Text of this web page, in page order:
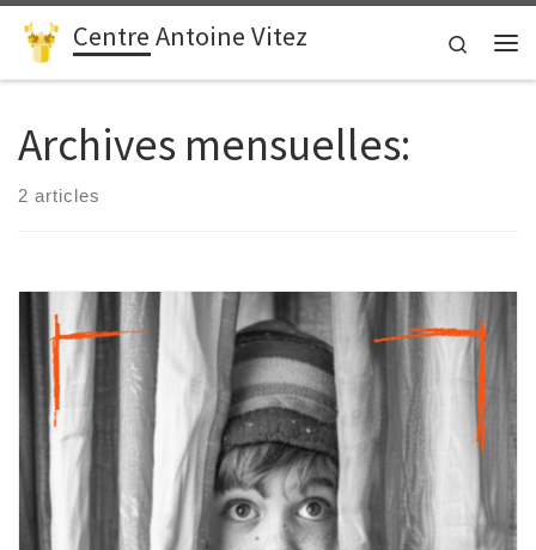
Passer au contenu
Centre Antoine Vitez
Search
Archives mensuelles:
2 articles